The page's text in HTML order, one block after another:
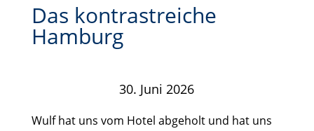
Das kontrastreiche
Hamburg
30. Juni 2026
Wulf hat uns vom Hotel abgeholt und hat uns